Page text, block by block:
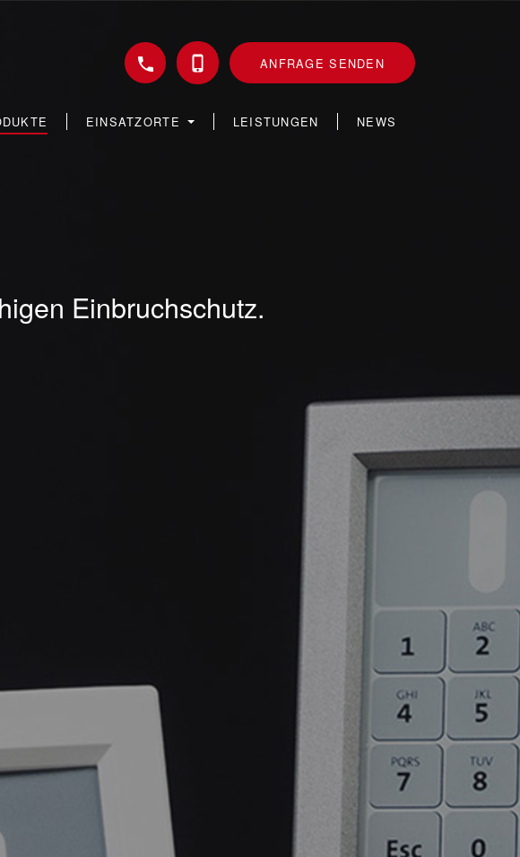
ANFRAGE SENDEN
EINSATZORTE LEISTUNGEN NEWS
Einbruchschutz.